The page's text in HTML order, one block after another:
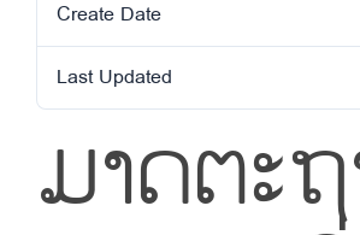
Create Date
Last Updated
ມາດຕະ